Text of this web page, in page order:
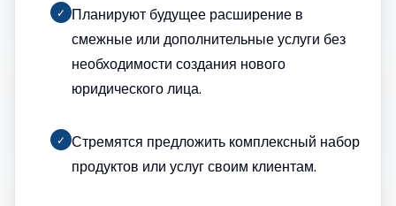
✓ Планируют будущее расширение в
смежные или дополнительные услуги без
необходимости создания нового
юридического лица.
✓ Стремятся предложить комплексный набор
продуктов или услуг своим клиентам.